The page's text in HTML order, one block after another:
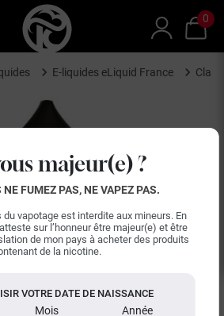
majeur(e) ?
NE FUMEZ PAS, NE VAPEZ PAS.
du vapotage est interdite aux mineurs. En
sur l’honneur être majeur(e) et être
de mon pays à acheter des produits
de la nicotine.
VOTRE DATE DE NAISSANCE
Mois Année
0
E-liquides eLiquid France